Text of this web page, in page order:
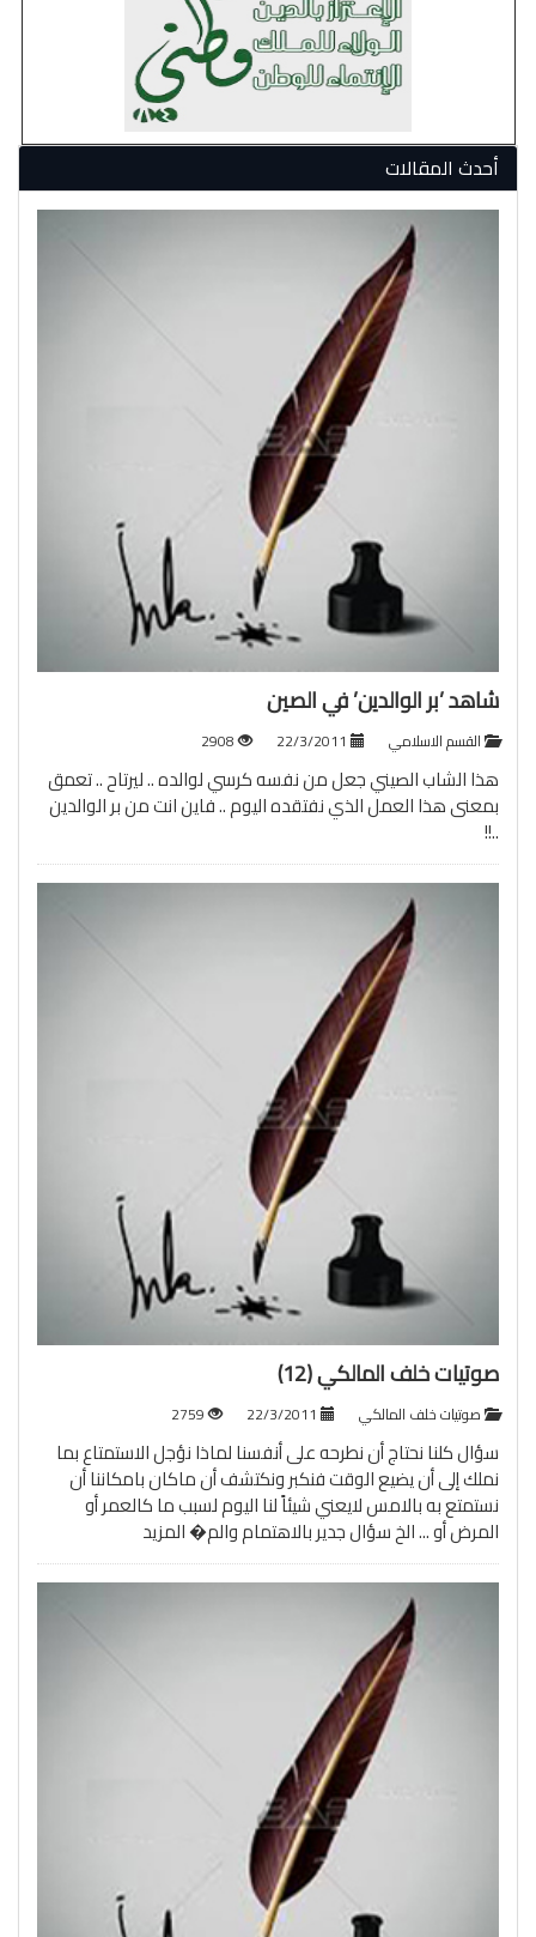
أحدث المقالات
شاهد ’بر الوالدين’ في الصين
القسم الاسلامي 2908
هذا الشاب الصيني جعل من نفسه كرسي لوالده .. ليرتاح .. تعمق
بمعنى هذا العمل الذي نفتقده اليوم .. فاين انت من بر الوالدين
..!!
صوتيات خلف المالكي (12)
صوتيات خلف المالكي 2759
سؤال كلنا نحتاج أن نطرحه على أنفسنا لماذا نؤجل الاستمتاع بما
نملك إلى أن يضيع الوقت فنكبر ونكتشف أن ماكان بامكاننا أن
نستمتع به بالامس لايعني شيئاً لنا اليوم لسبب ما كالعمر أو
المرض أو ... الخ سؤال جدير بالاهتمام والم�المزيد